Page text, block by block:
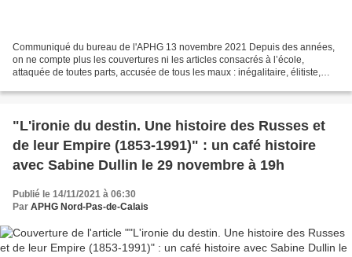
Communiqué du bureau de l'APHG 13 novembre 2021 Depuis des années,
on ne compte plus les couvertures ni les articles consacrés à l’école,
attaquée de toutes parts, accusée de tous les maux : inégalitaire, élitiste,
"L'ironie du destin. Une histoire des Russes et
de leur Empire (1853-1991)" : un café histoire
avec Sabine Dullin le 29 novembre à 19h
Publié le 14/11/2021 à 06:30
Par APHG Nord-Pas-de-Calais